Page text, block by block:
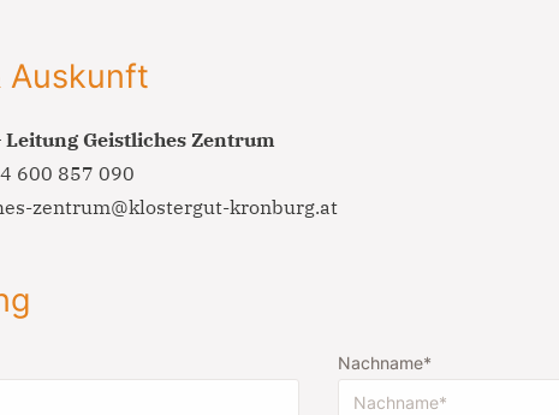
Auskunft
GeistlichesZentrum
600 857 090
zentrum@klostergut-kronburg.at
Nachname
commodo consequat.